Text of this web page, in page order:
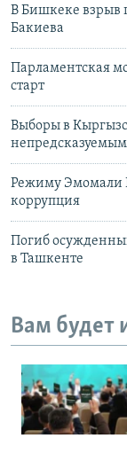
В Бишкеке взрыв
Бакиева
Парламентская
старт
Выборы в
Режиму Эмомали
коррупция
Погиб
в Ташкенте
Вам будет